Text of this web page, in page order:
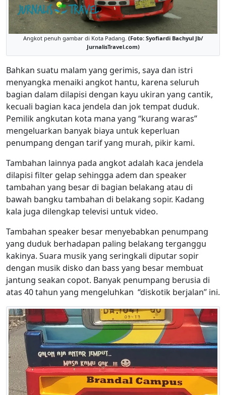
Angkot penuh gambar di Kota Padang. (Foto: Syofiardi Bachyul Jb/
JurnalisTravel.com)
Bahkan suatu malam yang gerimis, saya dan istri
menyangka menaiki angkot hantu, karena seluruh
bagian dalam dilapisi dengan kayu ukiran yang cantik,
kecuali bagian kaca jendela dan jok tempat duduk.
Pemilik angkutan kota mana yang “kurang waras”
mengeluarkan banyak biaya untuk keperluan
penumpang dengan tarif yang murah, pikir kami.
Tambahan lainnya pada angkot adalah kaca jendela
dilapisi filter gelap sehingga adem dan speaker
tambahan yang besar di bagian belakang atau di
bawah bangku tambahan di belakang sopir. Kadang
kala juga dilengkap televisi untuk video.
Tambahan speaker besar menyebabkan penumpang
yang duduk berhadapan paling belakang terganggu
kakinya. Suara musik yang seringkali diputar sopir
dengan musik disko dan bass yang besar membuat
jantung seakan copot. Banyak penumpang berusia di
atas 40 tahun yang mengeluhkan “diskotik berjalan” ini.